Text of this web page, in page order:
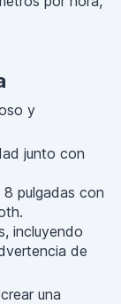
y
junto con
pulgadas con
incluyendo
de
una